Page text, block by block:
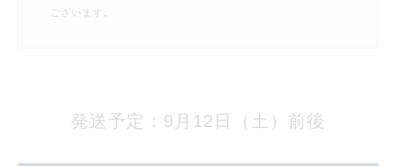
ございます。
発送予定：9月12日（土）前後